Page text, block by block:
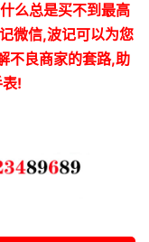
么总是买不到最高
微信,波记可以为您
不良商家的套路,助
!